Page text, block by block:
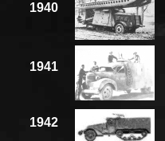
1940
1941
1942